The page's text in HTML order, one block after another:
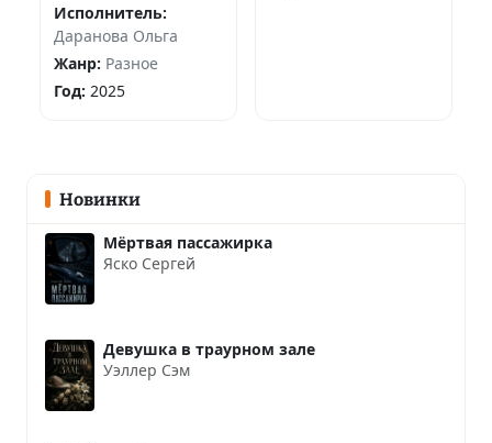
Исполнитель:
Даранова Ольга
Жанр: Разное
Год: 2025
Новинки
Мёртвая пассажирка
Яско Сергей
Девушка в траурном зале
Уэллер Сэм